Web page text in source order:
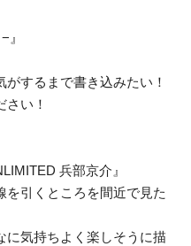
』
するまで書き込みたい！
い！
兵部京介』
を引くところを間近で見た
に気持ちよく楽しそうに描